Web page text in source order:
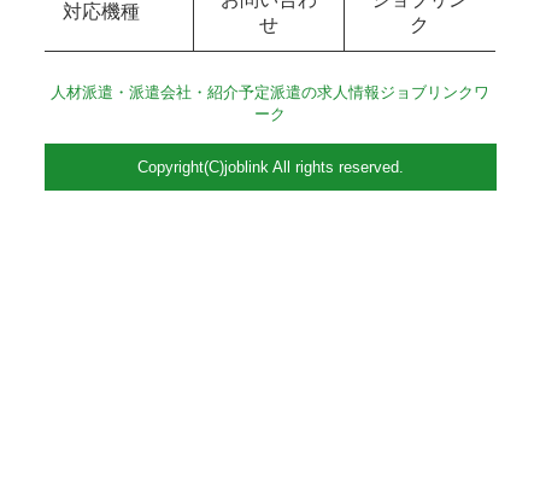
対応機種
せ
ク
人材派遣・派遣会社・紹介予定派遣の求人情報ジョブリンクワ
ーク
Copyright(C)joblink All rights reserved.